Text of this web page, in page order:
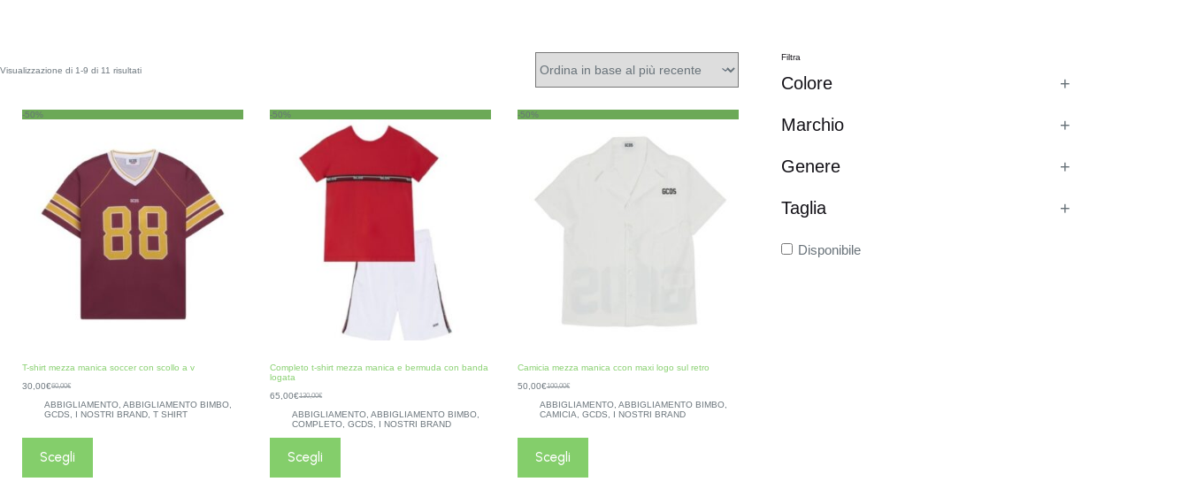
Visualizzazione di 1-9 di 11 risultati
-50%
T-shirt mezza manica soccer con scollo a v
60,00€
30,00€
ABBIGLIAMENTO ABBIGLIAMENTO BIMBO
GCDS
I NOSTRI BRAND T SHIRT
Scegli
-50%
Completo t-shirt mezza manica e bermuda con banda
logata
130,00€
65,00€
ABBIGLIAMENTO, ABBIGLIAMENTO BIMBO,
COMPLETO, GCDS I NOSTRI BRAND
Scegli
-50%
Camicia mezza manica ccon maxi logo sul retro
100,00€
50,00€
ABBIGLIAMENTO, ABBIGLIAMENTO BIMBO,
CAMICIA
GCDS I NOSTRI BRAND
Scegli
Filtra
Colore +
Marchio +
Genere +
Taglia +
Disponibile